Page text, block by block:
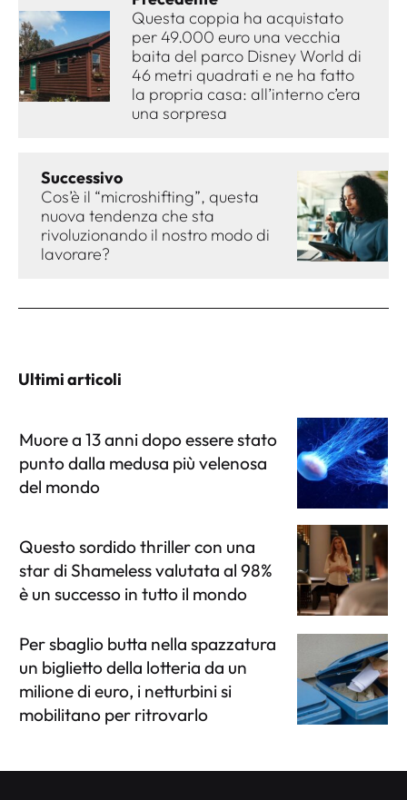
Questa coppia ha acquistato
per 49.000 euro una vecchia
baita del parco Disney World di
46 metri quadrati e ne ha fatto
la propria casa: all’interno c’era
una sorpresa
Successivo
Cos’è il “microshifting”, questa
nuova tendenza che sta
rivoluzionando il nostro modo di
lavorare?
Ultimi articoli
Muore a 13 anni dopo essere stato
punto dalla medusa più velenosa
del mondo
Questo sordido thriller con una
star di Shameless valutata al 98%
è un successo in tutto il mondo
Per sbaglio butta nella spazzatura
un biglietto della lotteria da un
milione di euro, i netturbini si
mobilitano per ritrovarlo